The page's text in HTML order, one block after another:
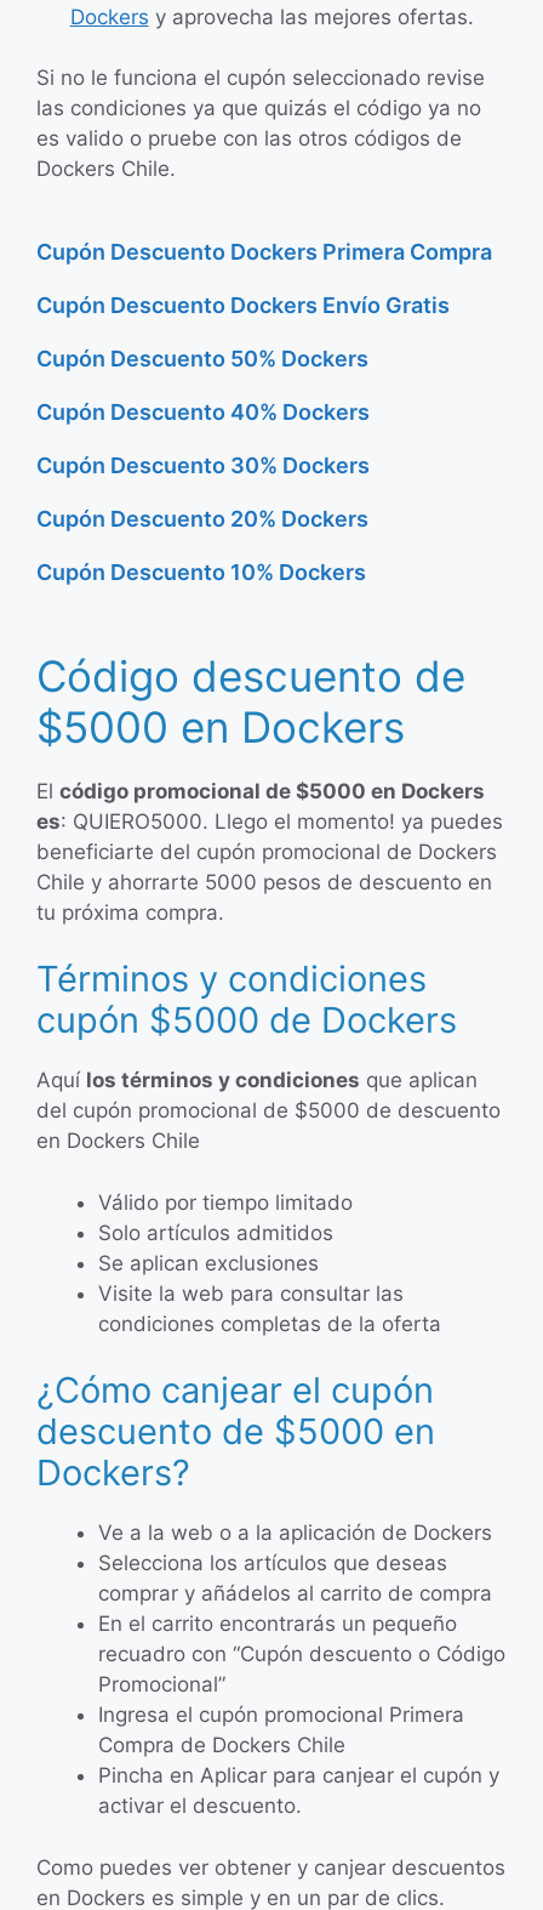
Dockers y aprovecha las mejores ofertas.
Si no le funciona el cupón seleccionado revise
las condiciones ya que quizás el código ya no
es valido o pruebe con las otros códigos de
Dockers Chile.
Cupón Descuento Dockers Primera Compra
Cupón Descuento Dockers Envío Gratis
Cupón Descuento 50% Dockers
Cupón Descuento 40% Dockers
Cupón Descuento 30% Dockers
Cupón Descuento 20% Dockers
Cupón Descuento 10% Dockers
Código descuento de
$5000 en Dockers
El código promocional de $5000 en Dockers
es: QUIERO5000. Llego el momento! ya puedes
beneficiarte del cupón promocional de Dockers
Chile y ahorrarte 5000 pesos de descuento en
tu próxima compra.
Términos y condiciones
cupón $5000 de Dockers
Aquí los términos y condiciones que aplican
del cupón promocional de $5000 de descuento
en Dockers Chile
Válido por tiempo limitado
Solo artículos admitidos
Se aplican exclusiones
Visite la web para consultar las
condiciones completas de la oferta
¿Cómo canjear el cupón
descuento de $5000 en
Dockers?
Ve a la web o a la aplicación de Dockers
Selecciona los artículos que deseas
comprar y añádelos al carrito de compra
En el carrito encontrarás un pequeño
recuadro con “Cupón descuento o Código
Promocional”
Ingresa el cupón promocional Primera
Compra de Dockers Chile
Pincha en Aplicar para canjear el cupón y
activar el descuento.
Como puedes ver obtener y canjear descuentos
en Dockers es simple y en un par de clics.